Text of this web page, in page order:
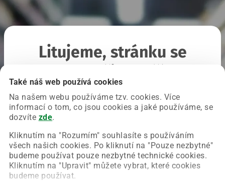
Také náš web používá cookies
Na našem webu používáme tzv. cookies. Více
informací o tom, co jsou cookies a jaké používáme, se
dozvíte zde.
Kliknutím na "Rozumím" souhlasíte s používáním
všech našich cookies. Po kliknutí na "Pouze nezbytné"
budeme používat pouze nezbytné technické cookies.
Kliknutím na "Upravit" můžete vybrat, které cookies
budeme používat.
Litujeme, stránku se
Chyba nastala na naší straně a už ji opravujeme.
Zkuste prosím znovu načíst požadovanou stránku.
Obnovit stránku Úvodní strana